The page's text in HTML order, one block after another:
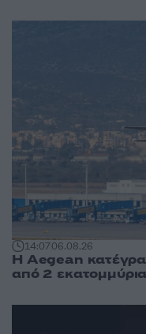
14:0706.08.26
Η Aegean
από 2 εκατομμύρια